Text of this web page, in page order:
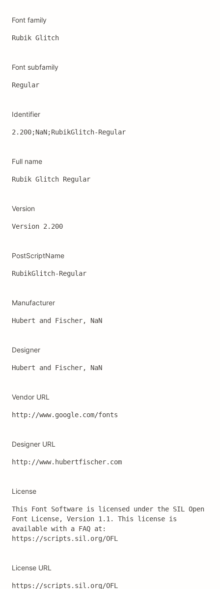
Font family
Rubik Glitch
Font subfamily
Regular
Identifier
2.200;NaN;RubikGlitch-Regular
Full name
Rubik Glitch Regular
Version
Version 2.200
PostScriptName
RubikGlitch-Regular
Manufacturer
Hubert and Fischer, NaN
Designer
Hubert and Fischer, NaN
Vendor URL
http://www.google.com/fonts
Designer URL
http://www.hubertfischer.com
License
This Font Software is licensed under the SIL Open
Font License, Version 1.1. This license is
available with a FAQ at:
https://scripts.sil.org/OFL
License URL
https://scripts.sil.org/OFL